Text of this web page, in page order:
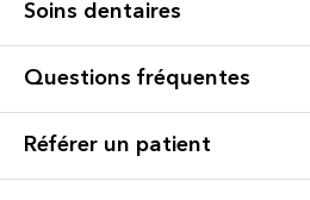
Soins dentaires
Questions fréquentes
Référer un patient